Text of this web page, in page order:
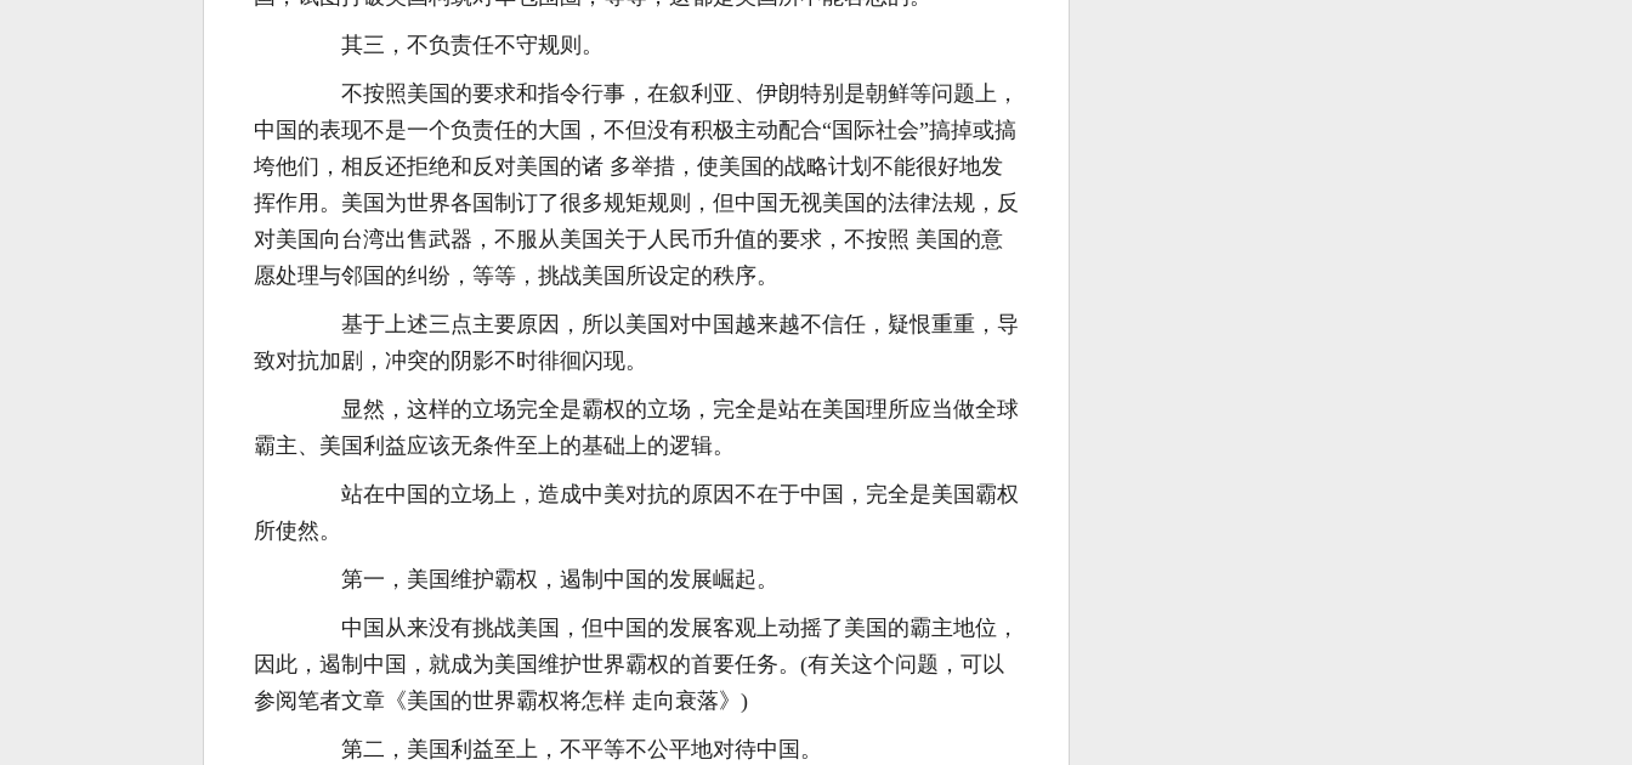
其三，不负责任不守规则。
不按照美国的要求和指令行事，在叙利亚、伊朗特别是朝鲜等问题上，
中国的表现不是一个负责任的大国，不但没有积极主动配合“国际社会”搞掉或搞
垮他们，相反还拒绝和反对美国的诸 多举措，使美国的战略计划不能很好地发
挥作用。美国为世界各国制订了很多规矩规则，但中国无视美国的法律法规，反
对美国向台湾出售武器，不服从美国关于人民币升值的要求，不按照 美国的意
愿处理与邻国的纠纷，等等，挑战美国所设定的秩序。
基于上述三点主要原因，所以美国对中国越来越不信任，疑恨重重，导
致对抗加剧，冲突的阴影不时徘徊闪现。
显然，这样的立场完全是霸权的立场，完全是站在美国理所应当做全球
霸主、美国利益应该无条件至上的基础上的逻辑。
站在中国的立场上，造成中美对抗的原因不在于中国，完全是美国霸权
所使然。
第一，美国维护霸权，遏制中国的发展崛起。
中国从来没有挑战美国，但中国的发展客观上动摇了美国的霸主地位，
因此，遏制中国，就成为美国维护世界霸权的首要任务。(有关这个问题，可以
参阅笔者文章《美国的世界霸权将怎样 走向衰落》)
第二，美国利益至上，不平等不公平地对待中国。